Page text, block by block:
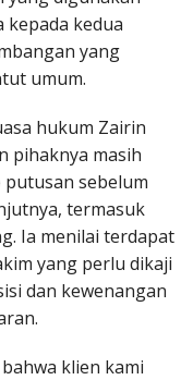
kedua
yang
umum.
hukum Zairin
pihaknya masih
sebelum
termasuk
Ia menilai terdapat
yang perlu dikaji
dan kewenangan
klien kami